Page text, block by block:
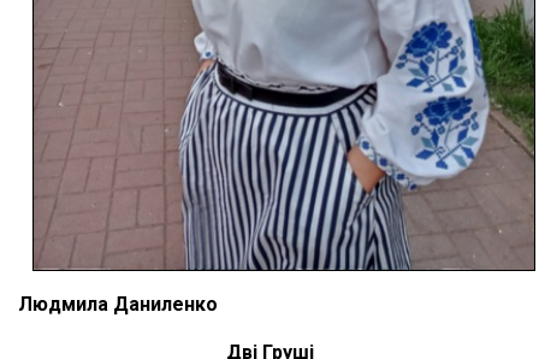
Людмила Даниленко
Дві Груші